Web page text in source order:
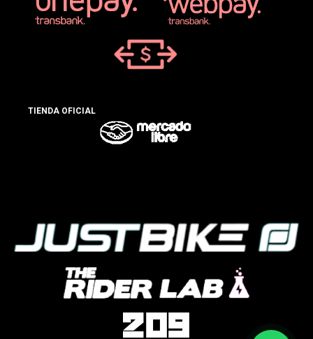
TIENDA OFICIAL